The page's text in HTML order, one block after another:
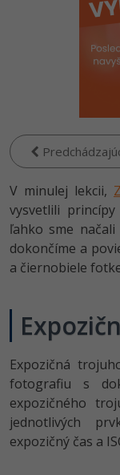
Python
C++
Swift -
Kotlin -
Céčko
SQL
UML
Umelá
SEO -
MS
Fórum
Linux a
Siete
Adobe
Adobe
Blender
Video
Ostatné
Fórum
V minulej lekcii,
vysvetlili
ľahko sme
dokončíme a
a čiernobiele
Expozičná
fotografiu s
expozičného
jednotlivých
expozičný čas a